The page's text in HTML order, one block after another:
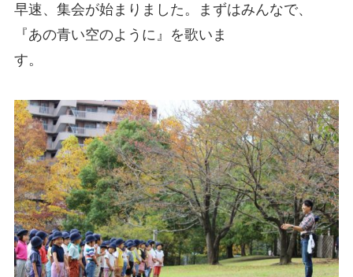
早速、集会が始まりました。まずはみんなで、
『あの青い空のように』を歌いま
す。